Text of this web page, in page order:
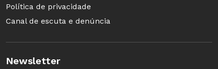
Política de privacidade
Canal de escuta e denúncia
Newsletter